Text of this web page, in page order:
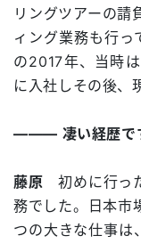
リングツアーの請
ィング業務も行
の2017年、当時
に入社しその後、
――― 凄い経歴です
藤原 初めに行っ
務でした。日本市
つの大きな仕事は